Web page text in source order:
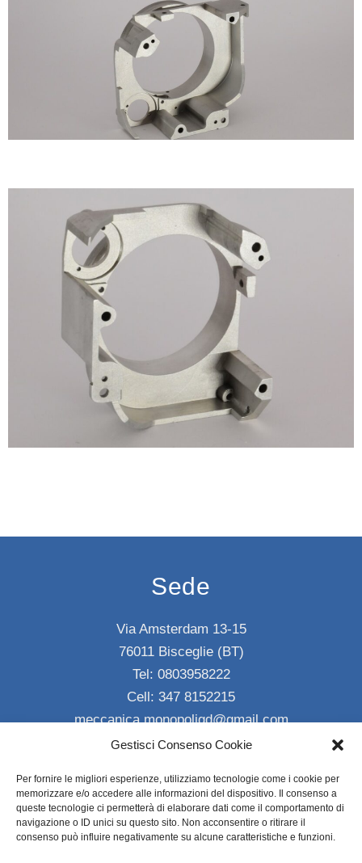
Gestisci Consenso Cookie
Per fornire le migliori esperienze, utilizziamo tecnologie come i cookie per
memorizzare e/o accedere alle informazioni del dispositivo. Il consenso a
queste tecnologie ci permetterà di elaborare dati come il comportamento di
navigazione o ID unici su questo sito. Non acconsentire o ritirare il
consenso può influire negativamente su alcune caratteristiche e funzioni.
Sede
Via Amsterdam 13-15
76011 Bisceglie (BT)
Tel: 0803958222
Cell: 347 8152215
meccanica.monopoligd@gmail.com
Chi Siamo
Privacy Policy